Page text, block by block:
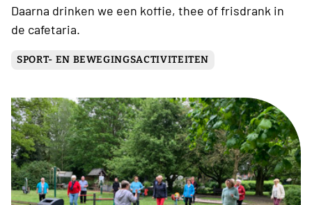
Daarna drinken we een koffie, thee of frisdrank in
de cafetaria.
SPORT- EN BEWEGINGSACTIVITEITEN